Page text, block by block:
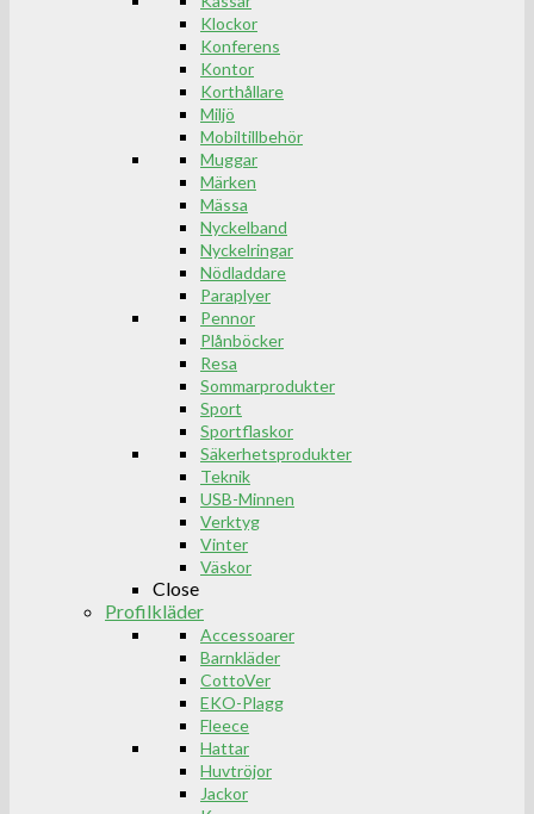
Klockor
Konferens
Kontor
Korthållare
Miljö
Mobiltillbehör
Muggar
Märken
Mässa
Nyckelband
Nyckelringar
Nödladdare
Paraplyer
Pennor
Plånböcker
Resa
Sommarprodukter
Sport
Sportflaskor
Säkerhetsprodukter
Teknik
USB-Minnen
Verktyg
Vinter
Väskor
Close
Profilkläder
Accessoarer
Barnkläder
CottoVer
EKO-Plagg
Fleece
Hattar
Huvtröjor
Jackor